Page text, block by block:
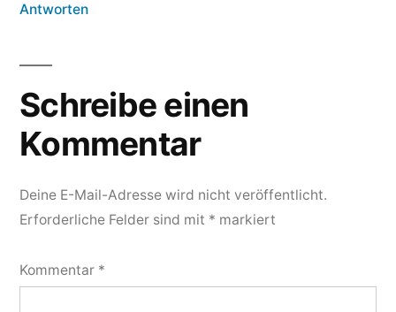
Antworten
Schreibe einen
Kommentar
Deine E-Mail-Adresse wird nicht veröffentlicht.
Erforderliche Felder sind mit * markiert
Kommentar *